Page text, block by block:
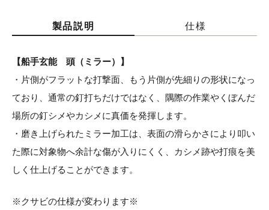
製品説明 仕様
【船手玄能 頭（ミラー）】
・片側がフラットな打撃面、もう片側が先細りの形状になっ
ており、通常の釘打ちだけではなく、隅際の作業やくぼんだ
場所の釘シメやカシメに真価を発揮します。
・磨き上げられたミラー加工は、表面の滑らかさにより叩い
た際に対象物へ余計な傷が入りにくく、カシメ跡や打痕を美
しく仕上げることができます。
※クサビの仕様が変わります※